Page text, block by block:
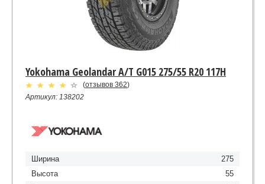
Yokohama Geolandar A/T G015 275/55 R20 117H
(отзывов 362)
Артикул: 138202
Ширина
275
Высота
55